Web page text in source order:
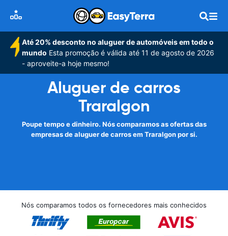
Até 20% desconto no aluguer de automóveis em todo o
mundo Esta promoção é válida até 11 de agosto de 2026
- aproveite-a hoje mesmo!
Aluguer de carros
Traralgon
Poupe tempo e dinheiro. Nós comparamos as ofertas das
empresas de aluguer de carros em Traralgon por si.
Nós comparamos todos os fornecedores mais conhecidos